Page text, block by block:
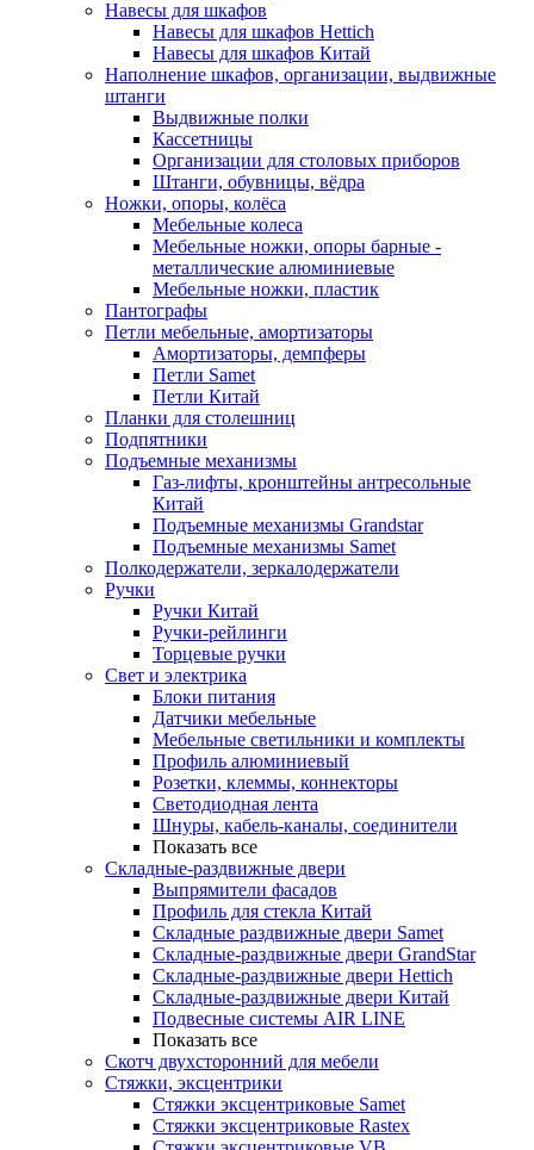
Навесы для шкафов
Навесы для шкафов Hettich
Навесы для шкафов Китай
Наполнение шкафов, организации, выдвижные
штанги
Выдвижные полки
Кассетницы
Организации для столовых приборов
Штанги, обувницы, вёдра
Ножки, опоры, колёса
Мебельные колеса
Мебельные ножки, опоры барные -
металлические алюминиевые
Мебельные ножки, пластик
Пантографы
Петли мебельные, амортизаторы
Амортизаторы, демпферы
Петли Samet
Петли Китай
Планки для столешниц
Подпятники
Подъемные механизмы
Газ-лифты, кронштейны антресольные
Китай
Подъемные механизмы Grandstar
Подъемные механизмы Samet
Полкодержатели, зеркалодержатели
Ручки
Ручки Китай
Ручки-рейлинги
Торцевые ручки
Свет и электрика
Блоки питания
Датчики мебельные
Мебельные светильники и комплекты
Профиль алюминиевый
Розетки, клеммы, коннекторы
Светодиодная лента
Шнуры, кабель-каналы, соединители
Показать все
Складные-раздвижные двери
Выпрямители фасадов
Профиль для стекла Китай
Складные раздвижные двери Samet
Складные-раздвижные двери GrandStar
Складные-раздвижные двери Hettich
Складные-раздвижные двери Китай
Подвесные системы AIR LINE
Показать все
Скотч двухсторонний для мебели
Стяжки, эксцентрики
Cтяжки эксцентриковые Samet
Стяжки эксцентриковые Rastex